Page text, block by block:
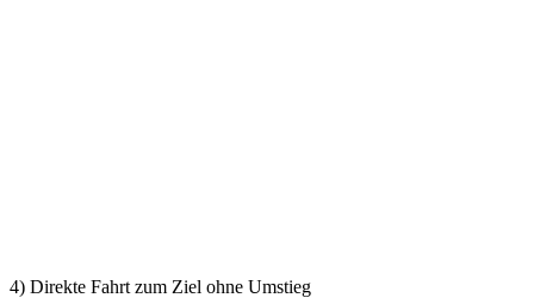
4) Direkte Fahrt zum Ziel ohne Umstieg